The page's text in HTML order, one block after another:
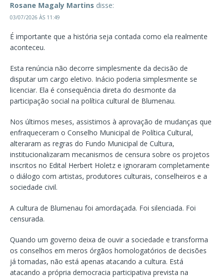
Rosane Magaly Martins disse:
03/07/2026 ÀS 11:49
É importante que a história seja contada como ela realmente
aconteceu.
Esta renúncia não decorre simplesmente da decisão de
disputar um cargo eletivo. Inácio poderia simplesmente se
licenciar. Ela é consequência direta do desmonte da
participação social na política cultural de Blumenau.
Nos últimos meses, assistimos à aprovação de mudanças que
enfraqueceram o Conselho Municipal de Política Cultural,
alteraram as regras do Fundo Municipal de Cultura,
institucionalizaram mecanismos de censura sobre os projetos
inscritos no Edital Herbert Holetz e ignoraram completamente
o diálogo com artistas, produtores culturais, conselheiros e a
sociedade civil.
A cultura de Blumenau foi amordaçada. Foi silenciada. Foi
censurada.
Quando um governo deixa de ouvir a sociedade e transforma
os conselhos em meros órgãos homologatórios de decisões
já tomadas, não está apenas atacando a cultura. Está
atacando a própria democracia participativa prevista na